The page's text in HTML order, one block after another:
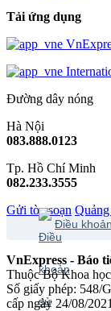
Tải ứng dụng
Đường dây nóng
Hà Nội
083.888.0123
Tp. Hồ Chí Minh
082.233.3555
Gửi tòa soạn
Điều
VnExpress - Báo
Thuộc Bộ Khoa
Số giấy phép: 548/
cấp ngày 24/08/2021